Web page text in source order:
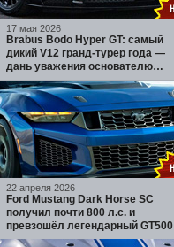
17 мая 2026
Brabus Bodo Hyper GT: самый
дикий V12 гранд-турер года —
дань уважения основателю
бренда
22 апреля 2026
Ford Mustang Dark Horse SC
получил почти 800 л.с. и
превзошёл легендарный GT500